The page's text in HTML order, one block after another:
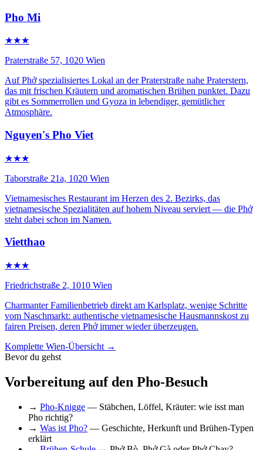
Pho Mi
★★★
Praterstraße 57, 1020 Wien
Auf Phở spezialisiertes Lokal an der Praterstraße nahe Praterstern,
das mit frischen Kräutern und aromatischen Brühen punktet. Dazu
gibt es Sommerrollen und Gyoza in lebendiger, gemütlicher
Atmosphäre.
Nguyen's Pho Viet
★★★
Taborstraße 21a, 1020 Wien
Vietnamesisches Restaurant im Herzen des 2. Bezirks, das
vietnamesische Spezialitäten auf hohem Niveau serviert — die Phở
steht dabei schon im Namen.
Vietthao
★★★
Friedrichstraße 2, 1010 Wien
Charmanter Familienbetrieb direkt am Karlsplatz, wenige Schritte
vom Naschmarkt: authentische vietnamesische Hausmannskost zu
fairen Preisen, deren Phở immer wieder überzeugen.
Komplette Wien-Übersicht →
Bevor du gehst
Vorbereitung auf den Pho-Besuch
→ Pho-Knigge — Stäbchen, Löffel, Kräuter: wie isst man
Pho richtig?
→ Was ist Pho? — Geschichte, Herkunft und Brühen-Typen
erklärt